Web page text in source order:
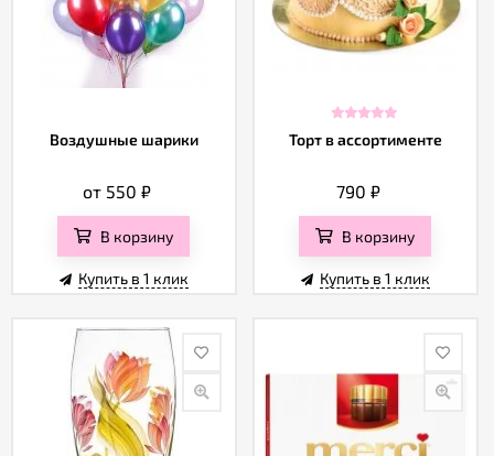
Воздушные шарики
от 550₽
В корзину
Купить в 1 клик
Торт в ассортименте
790₽
В корзину
Купить в 1 клик